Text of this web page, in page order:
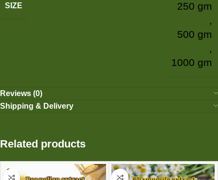
SIZE
250 gm
,
500 gm
,
1000 gm
Reviews (0)
Shipping & Delivery
Related products